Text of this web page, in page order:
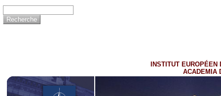
INSTITUT EUROPÉEN
ACADEMIA